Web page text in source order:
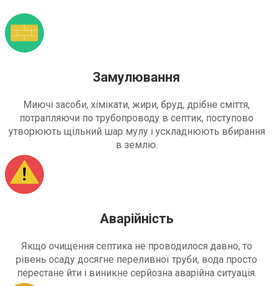
Замулювання
Миючі засоби, хімікати, жири, бруд, дрібне сміття,
потрапляючи по трубопроводу в септик, поступово
утворюють щільний шар мулу і ускладнюють вбирання
в землю.
Аварійність
Якщо очищення септика не проводилося давно, то
рівень осаду досягне переливної труби, вода просто
перестане йти і виникне серйозна аварійна ситуація.